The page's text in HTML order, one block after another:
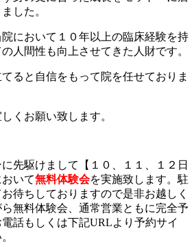
した。
において１０年以上の臨床経験を持
人間性も向上させてきた人財です。
ると自信をもって院を任せておりま
くお願い致します。
先駆けまして【１０、１１、１２日
いて無料体験会を実施致します。駐
待ちしておりますので是非お越しく
無料体験会、通常営業ともに完全予
話もしくは下記URLより予約サイ